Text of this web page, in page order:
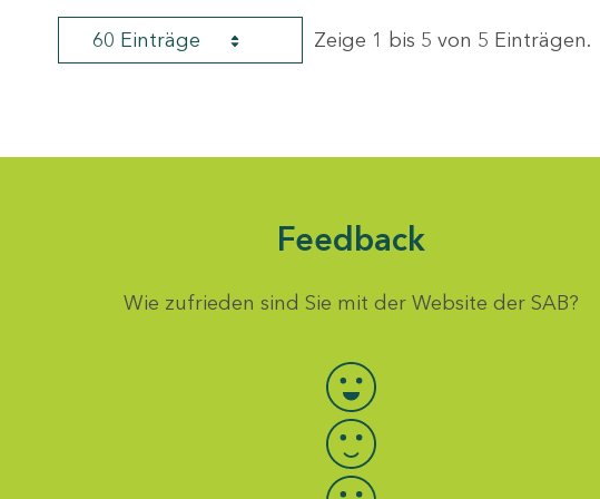
60 Einträge Zeige 1 bis 5 von 5 Einträgen.
Feedback
Wie zufrieden sind Sie mit der Website der SAB?
Bewertung auswählen